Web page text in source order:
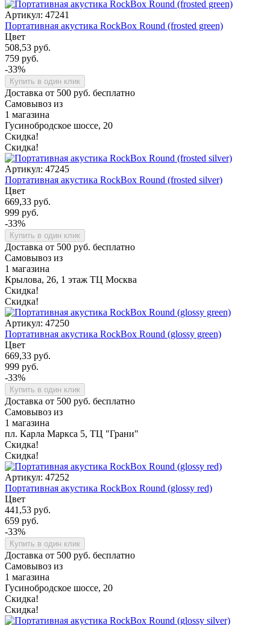
Артикул: 47241
Портативная акустика RockBox Round (frosted green)
Цвет
508,53 руб.
759 руб.
-33%
Купить в один клик
Доставка от 500 руб. бесплатно
Самовывоз из
1 магазина
Гусинобродское шоссе, 20
Скидка!
Скидка!
Артикул: 47245
Портативная акустика RockBox Round (frosted silver)
Цвет
669,33 руб.
999 руб.
-33%
Купить в один клик
Доставка от 500 руб. бесплатно
Самовывоз из
1 магазина
Крылова, 26, 1 этаж ТЦ Москва
Скидка!
Скидка!
Артикул: 47250
Портативная акустика RockBox Round (glossy green)
Цвет
669,33 руб.
999 руб.
-33%
Купить в один клик
Доставка от 500 руб. бесплатно
Самовывоз из
1 магазина
пл. Карла Маркса 5, ТЦ "Грани"
Скидка!
Скидка!
Артикул: 47252
Портативная акустика RockBox Round (glossy red)
Цвет
441,53 руб.
659 руб.
-33%
Купить в один клик
Доставка от 500 руб. бесплатно
Самовывоз из
1 магазина
Гусинобродское шоссе, 20
Скидка!
Скидка!